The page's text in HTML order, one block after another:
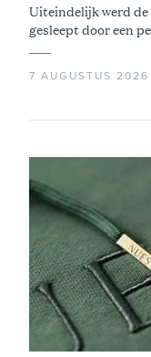
Uiteindelijk werd
gesleept door een
7 AUGUSTUS